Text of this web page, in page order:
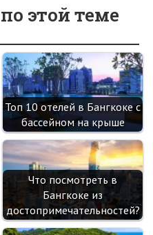
er dI
n
es
t
a
m
этой теме
Топ 10 отелей в Бангкоке с
бассейном на крыше
Что посмотреть в
Бангкоке из
достопримечательностей?